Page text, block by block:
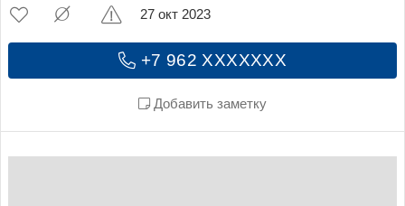
+7 962 XXXXXXX
Добавить заметку
27 окт 2023